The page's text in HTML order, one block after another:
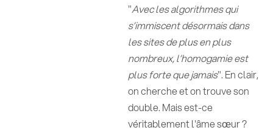
"Avec les algorithmes qui
s’immiscent désormais dans
les sites de plus en plus
nombreux, l’homogamie est
plus forte que jamais". En clair,
on cherche et on trouve son
double. Mais est-ce
véritablement l'âme sœur ?